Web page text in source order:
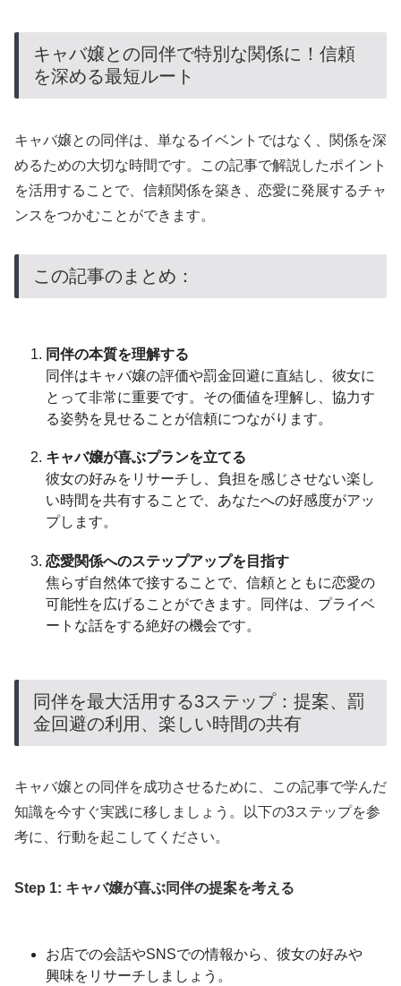
キャバ嬢との同伴で特別な関係に！信頼
を深める最短ルート
キャバ嬢との同伴は、単なるイベントではなく、関係を深
めるための大切な時間です。この記事で解説したポイント
を活用することで、信頼関係を築き、恋愛に発展するチャ
ンスをつかむことができます。
この記事のまとめ：
同伴の本質を理解する
同伴はキャバ嬢の評価や罰金回避に直結し、彼女に
とって非常に重要です。その価値を理解し、協力す
る姿勢を見せることが信頼につながります。
キャバ嬢が喜ぶプランを立てる
彼女の好みをリサーチし、負担を感じさせない楽し
い時間を共有することで、あなたへの好感度がアッ
プします。
恋愛関係へのステップアップを目指す
焦らず自然体で接することで、信頼とともに恋愛の
可能性を広げることができます。同伴は、プライベ
ートな話をする絶好の機会です。
同伴を最大活用する3ステップ：提案、罰
金回避の利用、楽しい時間の共有
キャバ嬢との同伴を成功させるために、この記事で学んだ
知識を今すぐ実践に移しましょう。以下の3ステップを参
考に、行動を起こしてください。
Step 1: キャバ嬢が喜ぶ同伴の提案を考える
お店での会話やSNSでの情報から、彼女の好みや
興味をリサーチしましょう。